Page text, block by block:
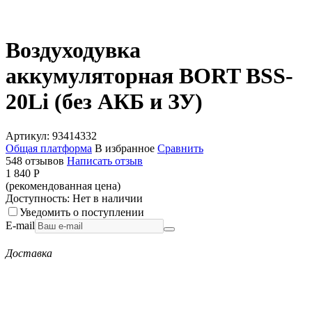
Воздуходувка
аккумуляторная BORT BSS-
20Li (без АКБ и ЗУ)
Артикул: 93414332
Общая платформа В избранное Сравнить
548 отзывов Написать отзыв
1 840 Р
(рекомендованная цена)
Доступность: Нет в наличии
Уведомить о поступлении
E-mail
Доставка